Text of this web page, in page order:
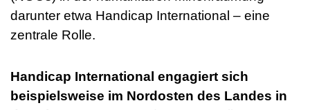
darunter etwa Handicap International – eine
zentrale Rolle.
Handicap International engagiert sich
beispielsweise im Nordosten des Landes in